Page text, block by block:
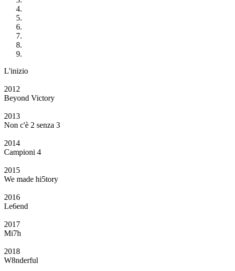
L'inizio
2012
Beyond Victory
2013
Non c'è 2 senza 3
2014
Campioni 4
2015
We made hi5tory
2016
Le6end
2017
Mi7h
2018
W8nderful